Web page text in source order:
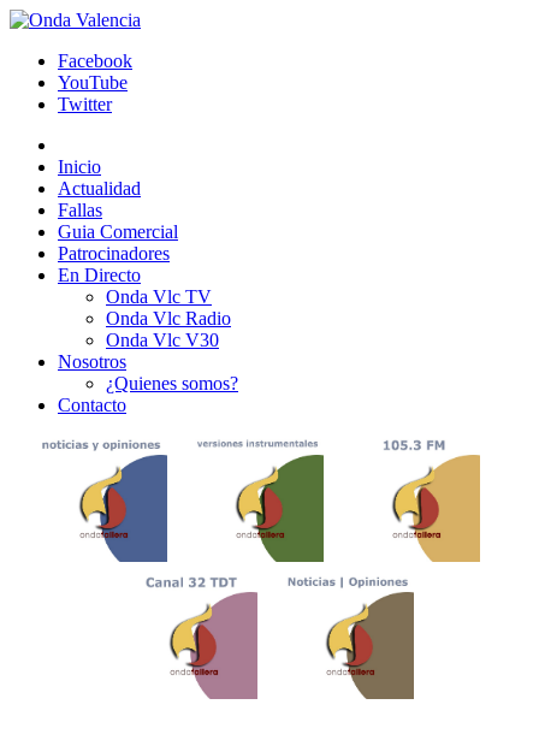
Facebook
YouTube
Twitter
Inicio
Actualidad
Fallas
Guia Comercial
Patrocinadores
En Directo
Onda Vlc TV
Onda Vlc Radio
Onda Vlc V30
Nosotros
¿Quienes somos?
Contacto